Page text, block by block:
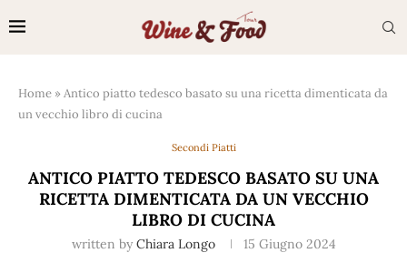
Home »Antico piatto tedesco basato su una ricetta dimenticata da
un vecchio libro di cucina
Secondi Piatti
ANTICO PIATTO TEDESCO BASATO SU UNA
RICETTA DIMENTICATA DA UN VECCHIO
LIBRO DI CUCINA
written by Chiara Longo 15 Giugno 2024